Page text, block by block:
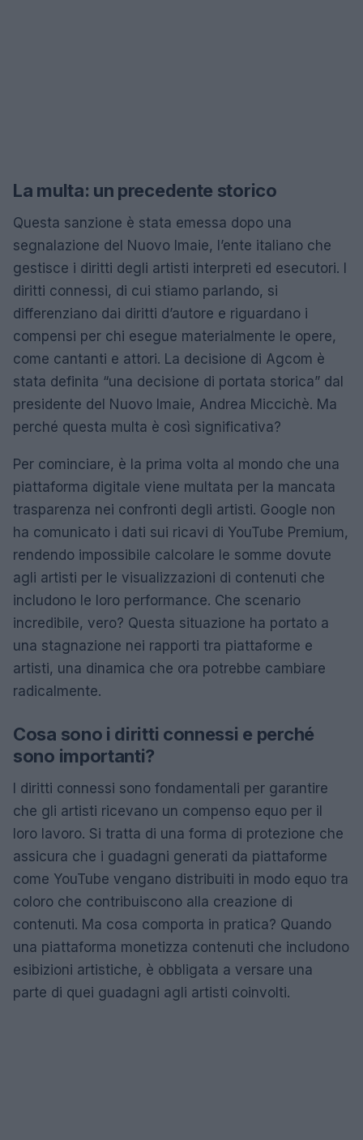
La multa: un precedente storico
Questa sanzione è stata emessa dopo una
segnalazione del Nuovo Imaie, l’ente italiano che
gestisce i diritti degli artisti interpreti ed esecutori. I
diritti connessi, di cui stiamo parlando, si
differenziano dai diritti d’autore e riguardano i
compensi per chi esegue materialmente le opere,
come cantanti e attori. La decisione di Agcom è
stata definita “una decisione di portata storica” dal
presidente del Nuovo Imaie, Andrea Miccichè. Ma
perché questa multa è così significativa?
Per cominciare, è la prima volta al mondo che una
piattaforma digitale viene multata per la mancata
trasparenza nei confronti degli artisti. Google non
ha comunicato i dati sui ricavi di YouTube Premium,
rendendo impossibile calcolare le somme dovute
agli artisti per le visualizzazioni di contenuti che
includono le loro performance. Che scenario
incredibile, vero? Questa situazione ha portato a
una stagnazione nei rapporti tra piattaforme e
artisti, una dinamica che ora potrebbe cambiare
radicalmente.
Cosa sono i diritti connessi e perché
sono importanti?
I diritti connessi sono fondamentali per garantire
che gli artisti ricevano un compenso equo per il
loro lavoro. Si tratta di una forma di protezione che
assicura che i guadagni generati da piattaforme
come YouTube vengano distribuiti in modo equo tra
coloro che contribuiscono alla creazione di
contenuti. Ma cosa comporta in pratica? Quando
una piattaforma monetizza contenuti che includono
esibizioni artistiche, è obbligata a versare una
parte di quei guadagni agli artisti coinvolti.